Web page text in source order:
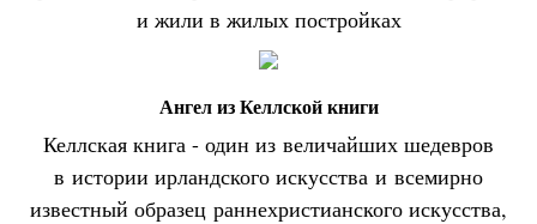
и жили в жилых постройках
Ангел из Келлской книги
Келлская книга - один из величайших шедевров
в истории ирландского искусства и всемирно
известный образец раннехристианского искусства,